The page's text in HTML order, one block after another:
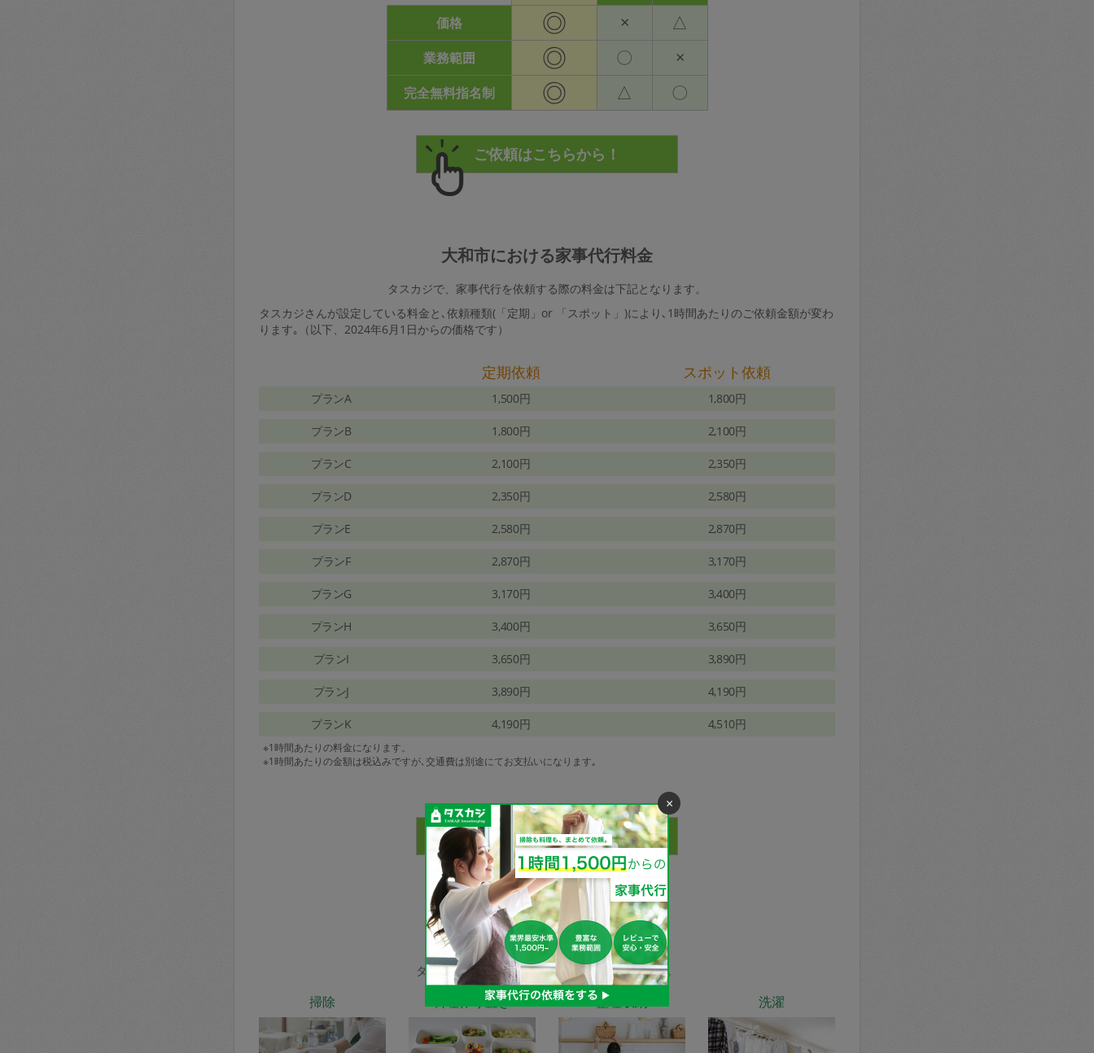
価格
◎ × △
業務範囲 ◎ 〇 ×
完全無料指名制 ◎ △ 〇
大和市における家事代行料金
タスカジで、家事代行を依頼する際の料金は下記となります。
タスカジさんが設定している料金と､依頼種類(「定期」or 「スポット」)により､1時間あたりのご依頼金額が変わ
ります｡（以下、2024年6月1日からの価格です）
定期依頼 スポット依頼
プランA 1,500円 1,800円
プランB 1,800円 2,100円
プランC 2,100円 2,350円
プランD 2,350円 2,580円
プランE 2,580円 2,870円
プランF 2,870円 3,170円
プランG 3,170円 3,400円
プランH 3,400円 3,650円
プランI 3,650円 3,890円
プランJ 3,890円 4,190円
プランK 4,190円 4,510円
※1時間あたりの料金になります。
※1時間あたりの金額は税込みですが､交通費は別途にてお支払いになります｡
家事代行サービスの種類
タスカジで依頼できるサービスは下記となります。
掃除 料理作り置き 整理収納 洗濯
×